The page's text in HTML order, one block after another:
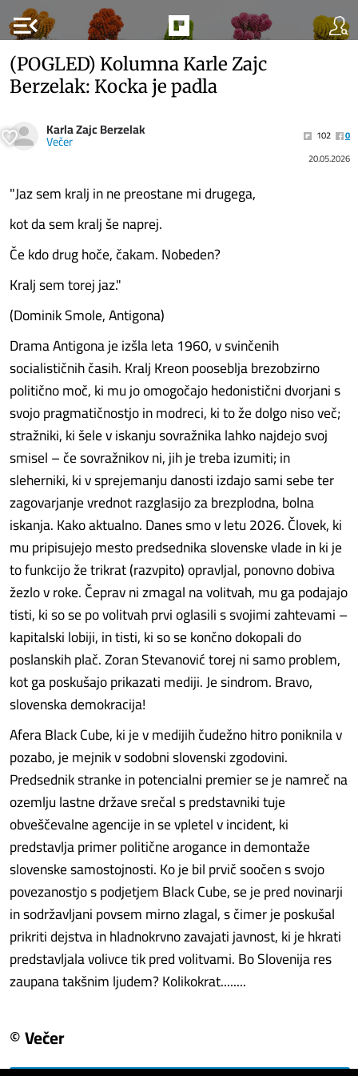
menu_open
(POGLED) Kolumna Karle Zajc
Berzelak: Kocka je padla
Karla Zajc Berzelak
Večer 102
0
20.05.2026
"Jaz sem kralj in ne preostane mi drugega,
kot da sem kralj še naprej.
Če kdo drug hoče, čakam. Nobeden?
Kralj sem torej jaz."
(Dominik Smole, Antigona)
Drama Antigona je izšla leta 1960, v svinčenih
socialističnih časih. Kralj Kreon pooseblja brezobzirno
politično moč, ki mu jo omogočajo hedonistični dvorjani s
svojo pragmatičnostjo in modreci, ki to že dolgo niso več;
stražniki, ki šele v iskanju sovražnika lahko najdejo svoj
smisel – če sovražnikov ni, jih je treba izumiti; in
sleherniki, ki v sprejemanju danosti izdajo sami sebe ter
zagovarjanje vrednot razglasijo za brezplodna, bolna
iskanja. Kako aktualno. Danes smo v letu 2026. Človek, ki
mu pripisujejo mesto predsednika slovenske vlade in ki je
to funkcijo že trikrat (razvpito) opravljal, ponovno dobiva
žezlo v roke. Čeprav ni zmagal na volitvah, mu ga podajajo
tisti, ki so se po volitvah prvi oglasili s svojimi zahtevami –
kapitalski lobiji, in tisti, ki so se končno dokopali do
poslanskih plač. Zoran Stevanović torej ni samo problem,
kot ga poskušajo prikazati mediji. Je sindrom. Bravo,
slovenska demokracija!
Afera Black Cube, ki je v medijih čudežno hitro poniknila v
pozabo, je mejnik v sodobni slovenski zgodovini.
Predsednik stranke in potencialni premier se je namreč na
ozemlju lastne države srečal s predstavniki tuje
obveščevalne agencije in se vpletel v incident, ki
predstavlja primer politične arogance in demontaže
slovenske samostojnosti. Ko je bil prvič soočen s svojo
povezanostjo s podjetjem Black Cube, se je pred novinarji
in sodržavljani povsem mirno zlagal, s čimer je poskušal
prikriti dejstva in hladnokrvno zavajati javnost, ki je hkrati
predstavljala volivce tik pred volitvami. Bo Slovenija res
zaupana takšnim ljudem? Kolikokrat........
© Večer